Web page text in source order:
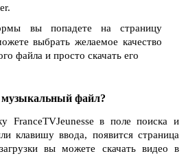
вы попадете на страницу
выбрать желаемое качество
файла и просто скачать его
музыкальный файл?
FranceTVJeunesse в поле поиска и
клавишу ввода, появится страница
вы можете скачать видео в